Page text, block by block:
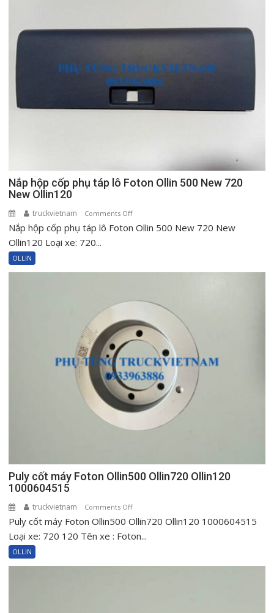
Nắp hộp cốp phụ táp lô Foton Ollin 500 New 720
New Ollin120
truckvietnam Comments Offon
Nắp
Ollin
500
720
New
Ollin120
Nắp hộp cốp phụ táp lô Foton Ollin 500 New 720 New
Ollin120 Loại xe: 720...
OLLIN
Puly cốt máy Foton Ollin500 Ollin720 Ollin120
1000604515
truckvietnam Comments Offon
Puly
cốt
Puly cốt máy Foton Ollin500 Ollin720 Ollin120 1000604515
Loại xe: 720 120 Tên xe : Foton...
OLLIN